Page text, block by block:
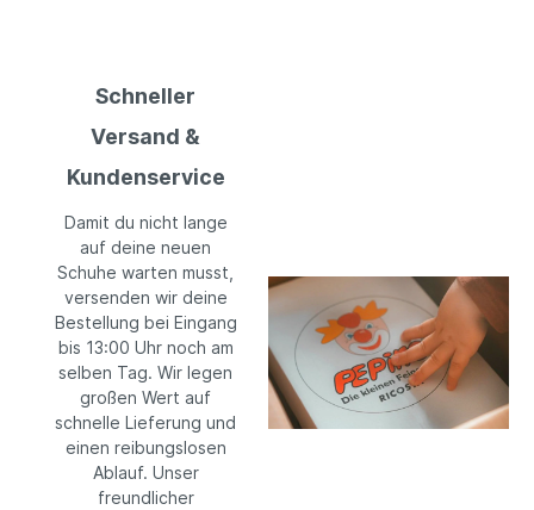
Schneller
Versand &
Kundenservice
Damit du nicht lange
auf deine neuen
Schuhe warten musst,
versenden wir deine
Bestellung bei Eingang
bis 13:00 Uhr noch am
selben Tag. Wir legen
großen Wert auf
schnelle Lieferung und
einen reibungslosen
Ablauf. Unser
freundlicher